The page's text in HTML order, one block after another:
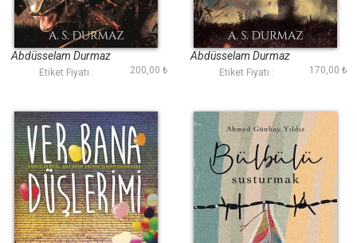
İlma III - Dunahın
Terazisi
Abdüsselam Durmaz
Etiket Fiyatı : 200,00 ₺
İlma I - Son Nişanlı
Abdüsselam Durmaz
Etiket Fiyatı : 170,00 ₺